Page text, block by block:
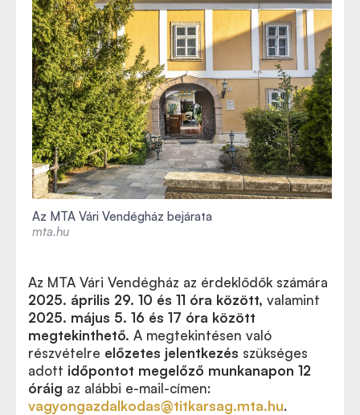
Az MTA Vári Vendégház bejárata
mta.hu
Az MTA Vári Vendégház az érdeklődők számára
2025. április 29. 10 és 11 óra között, valamint
2025. május 5. 16 és 17 óra között
megtekinthető. A megtekintésen való
részvételre előzetes jelentkezés szükséges
adott időpontot megelőző munkanapon 12
óráig az alábbi e-mail-címen:
vagyongazdalkodas@titkarsag.mta.hu.